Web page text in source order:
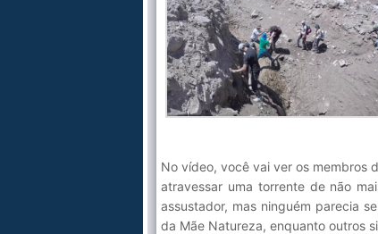
No vídeo, você vai ver os membros
atravessar uma torrente de não
assustador, mas ninguém parecia
da Mãe Natureza, enquanto outros